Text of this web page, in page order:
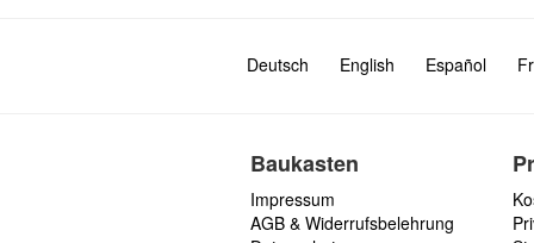
Deutsch English Español
Baukasten
Impressum
AGB & Widerrufsbelehrung